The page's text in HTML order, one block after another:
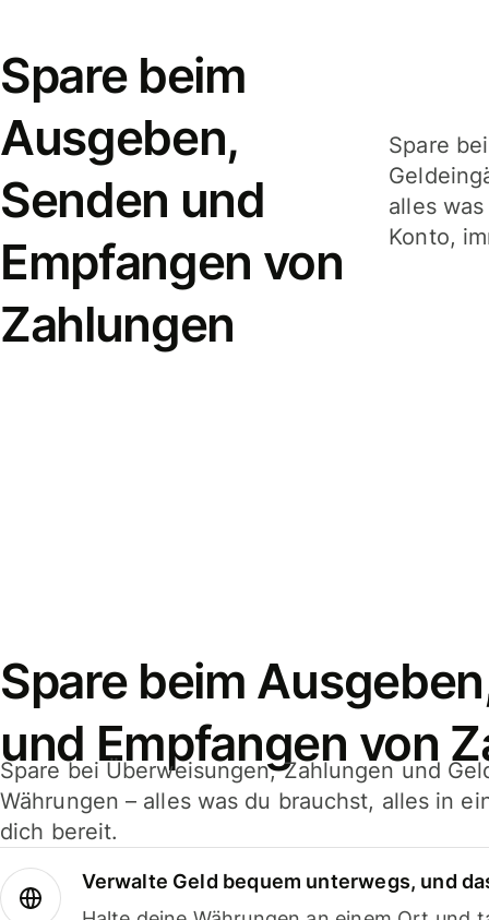
Spare beim
Ausgeben,
Senden und
Empfangen von
Zahlungen
Spare
alles
Konto,
Spare beim
und Empfangen von
Spare bei Überweisungen, Zahlungen und
Währungen – alles was du brauchst, alles in
dich bereit.
Verwalte Geld bequem unterwegs, und